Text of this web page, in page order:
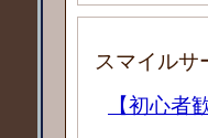
スマイル
【初心者